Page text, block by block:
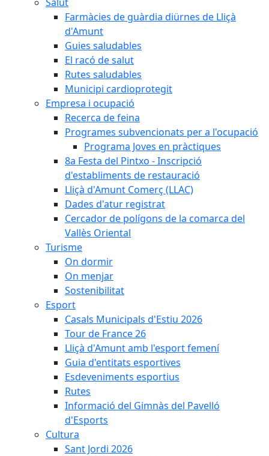
Farmàcies de guàrdia diürnes de Lliçà
d'Amunt
Guies saludables
El racó de salut
Rutes saludables
Municipi cardioprotegit
Empresa i ocupació
Recerca de feina
Programes subvencionats per a l'ocupació
Programa Joves en pràctiques
8a Festa del Pintxo - Inscripció
d'establiments de restauració
Lliçà d'Amunt Comerç (LLAC)
Dades d'atur registrat
Cercador de polígons de la comarca del
Vallès Oriental
Turisme
On dormir
On menjar
Sostenibilitat
Esport
Casals Municipals d'Estiu 2026
Tour de France 26
Lliçà d'Amunt amb l'esport femení
Guia d'entitats esportives
Esdeveniments esportius
Rutes
Informació del Gimnàs del Pavelló
d'Esports
Cultura
Sant Jordi 2026